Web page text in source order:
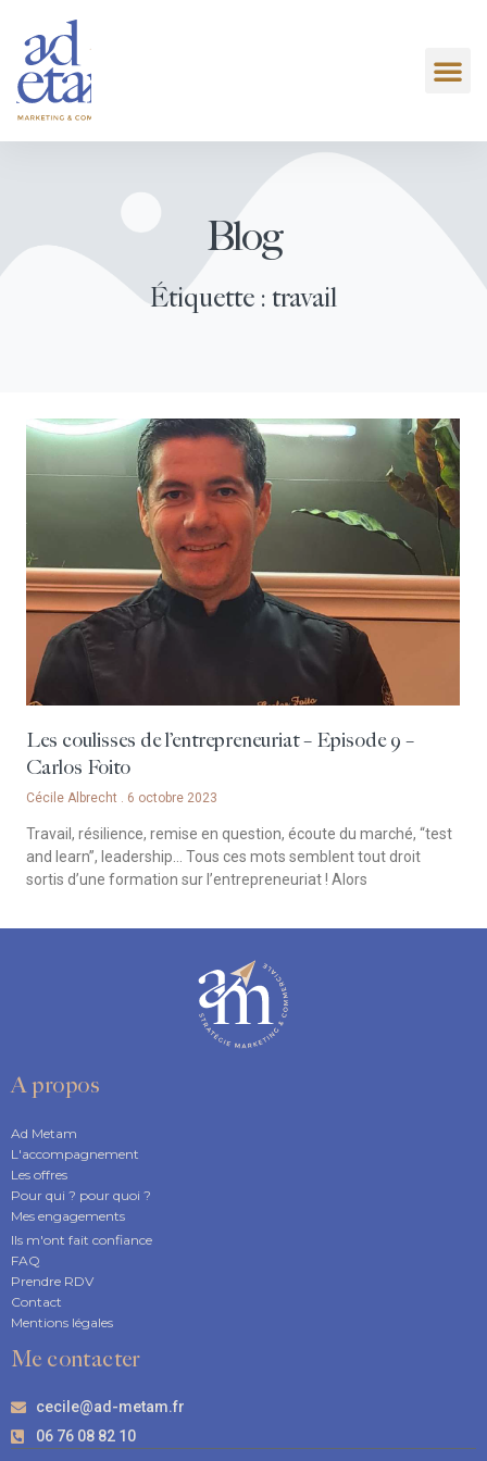
Blog
Étiquette : travail
Les coulisses de l’entrepreneuriat – Episode 9 –
Carlos Foito
Cécile Albrecht 6 octobre 2023
Travail, résilience, remise en question, écoute du marché, “test
and learn”, leadership… Tous ces mots semblent tout droit
sortis d’une formation sur l’entrepreneuriat ! Alors
A propos
Ad Metam
L'accompagnement
Les offres
Pour qui ? pour quoi ?
Mes engagements
Ils m'ont fait confiance
FAQ
Prendre RDV
Contact
Mentions légales
Me contacter
cecile@ad-metam.fr
06 76 08 82 10